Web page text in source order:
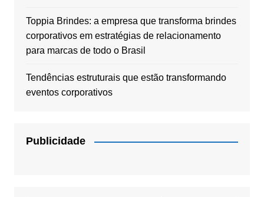
Toppia Brindes: a empresa que transforma brindes
corporativos em estratégias de relacionamento
para marcas de todo o Brasil
Tendências estruturais que estão transformando
eventos corporativos
Publicidade